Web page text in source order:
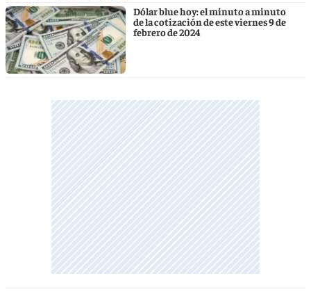
Dólar blue hoy: el minuto a minuto
de la cotización de este viernes 9 de
febrero de 2024